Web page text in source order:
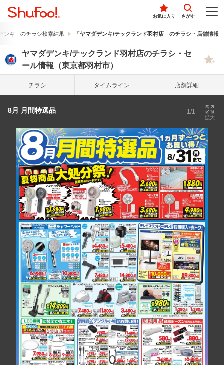
お気に入り さがす
ンキ」のチラシ検索結果 「ヤマダデンキ/テックランド羽村店」のチラシ・店舗情報
ヤマダデンキ/テックランド羽村店のチラシ・セ
ール情報（東京都羽村市）
チラシ タイム ライン 店舗詳細
8月 月間特選品 1/1
拡大